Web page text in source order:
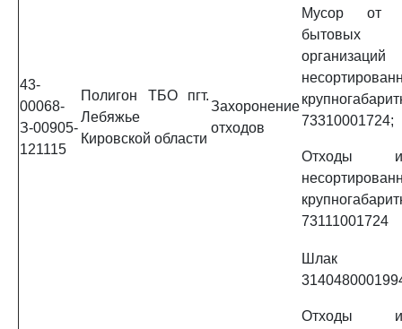
43-
00068-
З-00905-
121115
Полигон ТБО пгт.
Лебяжье
Кировской области
Захоронение
отходов
Мусор от
бытовых
организаций
73310001724;
Отходы
73111001724
Шлак
Отходы